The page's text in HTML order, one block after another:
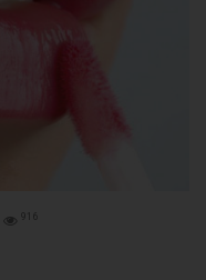
916